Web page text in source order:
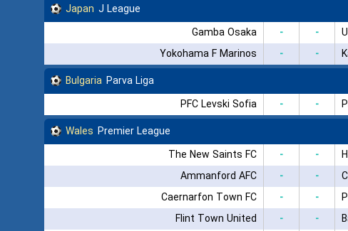
Japan J League
Gamba Osaka
- -
Yokohama F Marinos
- -
Bulgaria Parva Liga
PFC Levski Sofia
- -
Wales Premier League
The New Saints FC
- -
Ammanford AFC
- -
Caernarfon Town FC
- -
Flint Town United
- -